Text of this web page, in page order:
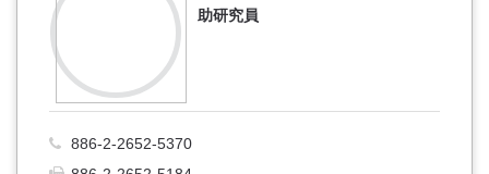
助研究員
886-2-2652-5370